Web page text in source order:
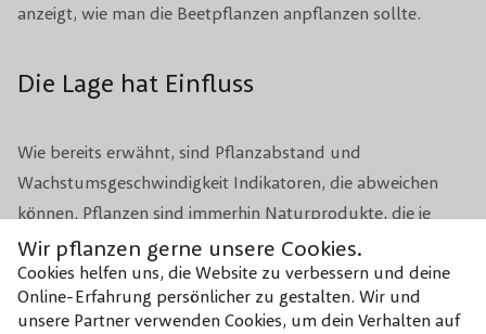
Wir pflanzen gerne unsere Cookies.
Cookies helfen uns, die Website zu verbessern und deine
Online-Erfahrung persönlicher zu gestalten. Wir und
unsere Partner verwenden Cookies, um dein Verhalten auf
anzeigt, wie man die Beetpflanzen anpflanzen sollte.
Die Lage hat Einfluss
Wie bereits erwähnt, sind Pflanzabstand und
Wachstumsgeschwindigkeit Indikatoren, die abweichen
können. Pflanzen sind immerhin Naturprodukte, die je
nach Lage anders wachsen werden. Faktoren wie Sonne,
Wassergabe, Wind und die Bodenqualität bestimmen, wie
schnell die Pflanze wächst und wie hoch sie wird. Bitte